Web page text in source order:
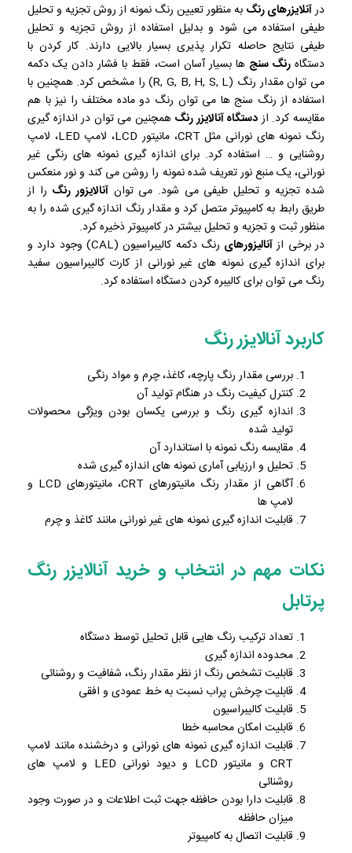
درآنلایزرهای رنگ به منظور تعیین رنگ نمونه از روش تجزیه و تحلیل
طیفی استفاده می شود و بدلیل استفاده از روش تجزیه و تحلیل
طیفی نتایج حاصله تکرار پذیری بسیار بالایی دارند. کار کردن با
دستگاهرنگ سنج ها بسیار آسان است، فقط با فشار دادن یک دکمه
می توان مقدار رنگ (R, G, B, H, S, L) را مشخص کرد. همچنین با
استفاده از رنگ سنج ها می توان رنگ دو ماده مختلف را نیز با هم
مقایسه کرد. ازدستگاه آنالایزر رنگ همچنین می توان در اندازه گیری
رنگ نمونه های نورانی مثل CRT، مانیتور LCD، لامپ LED، لامپ
روشنایی و … استفاده کرد. برای اندازه گیری نمونه های رنگی غیر
نورانی، یک منبع نور تعریف شده نمونه را روشن می کند و نور منعکس
شده تجزیه و تحلیل طیفی می شود. می توان آنالایزور رنگ را از
طریق رابط به کامپیوتر متصل کرد و مقدار رنگ اندازه گیری شده را به
منظور ثبت و تجزیه و تحلیل بیشتر در کامپیوتر ذخیره کرد.
در برخی ازآنالیزورهای
رنگ دکمه کالیبراسیون (CAL) وجود دارد و
برای اندازه گیری نمونه های غیر نورانی از کارت کالیبراسیون سفید
رنگ می توان برای کالیبره کردن دستگاه استفاده کرد.
کاربرد آنالایزر رنگ
بررسی مقدار رنگ پارچه، کاغذ، چرم و مواد رنگی
کنترل کیفیت رنگ در هنگام تولید آن
اندازه گیری رنگ و بررسی یکسان بودن ویژگی محصولات
تولید شده
مقایسه رنگ نمونه با استاندارد آن
تحلیل و ارزیابی آماری نمونه های اندازه گیری شده
آگاهی از مقدار رنگ مانیتورهای CRT، مانیتورهای LCD و
لامپ ها
قابلیت اندازه گیری نمونه های غیر نورانی مانند کاغذ و چرم
نکات مهم در انتخاب و خرید آنالایزر رنگ
پرتابل
تعداد ترکیب رنگ هایی قابل تحلیل توسط دستگاه
محدوده اندازه گیری
قابلیت تشخص رنگ از نظر مقدار رنگ، شفافیت و روشنائی
قابلیت چرخش پراب نسبت به خط عمودی و افقی
قابلیت کالیبراسیون
قابلیت امکان محاسبه خطا
قابلیت اندازه گیری نمونه های نورانی و درخشنده مانند لامپ
CRT و مانیتور LCD و دیود نورانی LED و لامپ های
روشنائی
قابلیت دارا بودن حافظه جهت ثبت اطلاعات و در صورت وجود
میزان حافظه
قابلیت اتصال به کامپیوتر